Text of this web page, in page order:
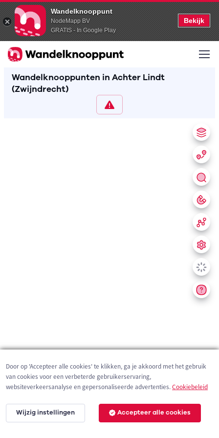
Wandelknooppunt
NodeMapp BV
GRATIS - In Google Play
Bekijk
Wandelknooppunten in Achter Lindt
(Zwijndrecht)
200 m
Door op 'Accepteer alle cookies' te klikken, ga je akkoord met het gebruik
van cookies voor een verbeterde gebruikerservaring,
websiteverkeersanalyse en gepersonaliseerde advertenties.Cookiebeleid
Wijzig instellingen Accepteer alle cookies